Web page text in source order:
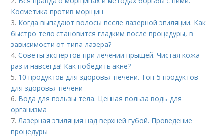
Косметика против морщин
3. Когда выпадают волосы после лазерной эпиляции. Как
быстро тело становится гладким после процедуры, в
зависимости от типа лазера?
4.Советы экспертов при лечении прыщей. Чистая кожа
раз и навсегда! Как победить акне?
5. 10 продуктов для здоровья печени. Топ-5 продуктов
для здоровья печени
6. Вода для пользы тела. Ценная польза воды для
организма
7.Лазерная эпиляция над верхней губой. Проведение
процедуры